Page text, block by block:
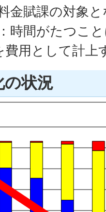
金賦課の対象
時間がたつこ
費用として計上
の状況